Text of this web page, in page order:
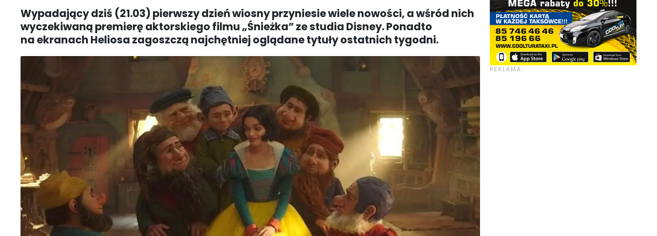
Wypadający dziś (21.03) pierwszy dzień wiosny przyniesie wiele nowości, a wśród nich
wyczekiwaną premierę aktorskiego filmu „Śnieżka” ze studia Disney. Ponadto
na ekranach Heliosa zagoszczą najchętniej oglądane tytuły ostatnich tygodni.